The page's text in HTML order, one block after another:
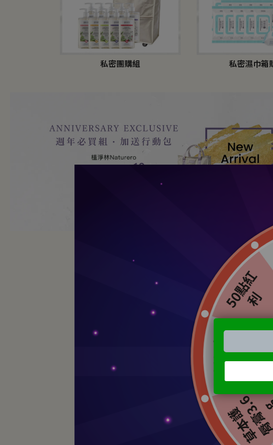
私密團購組 私密濕巾箱
Naturero植淨林 私密潔膚露300ML
任10入 贈極光行動包_極光幻白
(箱購) Naturero
抗菌柔濕
NT$2,999